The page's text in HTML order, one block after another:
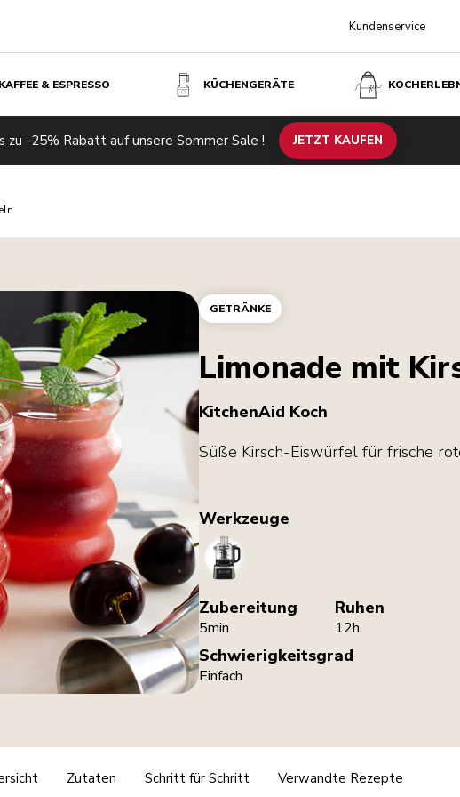
Kundenservice
& ESPRESSO KÜCHENGERÄTE
zu -25% Rabatt auf unsere Sommer Sale ! JETZT KAUFEN
GETRÄNKE
Limonade mit
KitchenAid Koch
Süße Kirsch-Eiswürfel für frische
Werkzeuge
FoodProcessor
Zubereitung
5min
Ruhen
12h
Schwierigkeitsgrad
Einfach
Zutaten Schritt für Schritt Verwandte Rezepte